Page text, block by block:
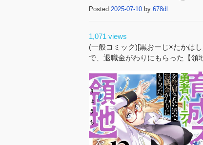
Posted 2025-07-10 by 678dl
1,071 views
(一般コミック)[黒おーじ×たかは
で、退職金がわりにもらった【領